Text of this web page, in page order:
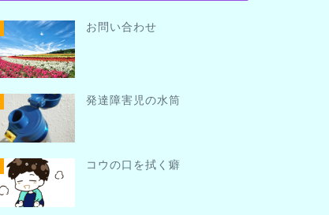
お問い合わせ
発達障害児の水筒
コウの口を拭く癖